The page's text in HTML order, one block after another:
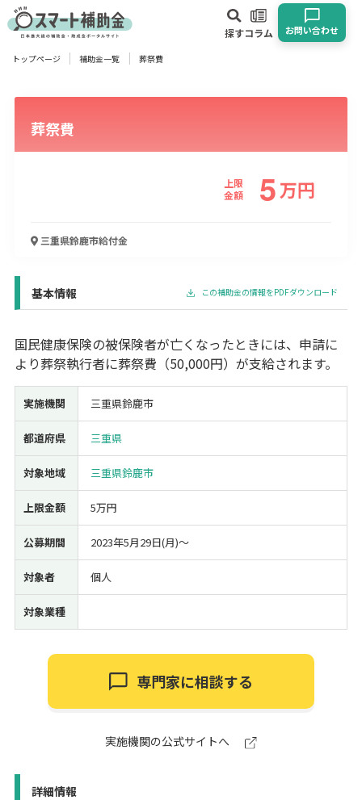
探すコラム お問い合わせ
対象
企業 団体 個人 その他
業種
宿泊･旅館業
その他
使い道
経営改善・経営強化 販路拡大 海外展開 設備投資
IT導入
人材採用・雇用
人材育成・福利厚生
起業・創業
事業承継
環境・省エネ
テレワーク
受付中のみ
検索
トップページ 補助金一覧 葬祭費
葬祭費
上限
金額
5万円
三重県鈴鹿市給付金
基本情報 この補助金の情報をPDFダウンロード
国民健康保険の被保険者が亡くなったときには、申請に
より葬祭執行者に葬祭費（50,000円）が支給されます。
実施機関 三重県鈴鹿市
都道府県 三重県
対象地域 三重県鈴鹿市
上限金額 5万円
公募期間 2023年5月29日(月)〜
対象者 個人
対象業種
専門家に相談する
実施機関の公式サイトへ
詳細情報